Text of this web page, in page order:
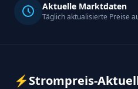
Aktuelle Marktdaten
Täglich aktualisierte Preise
⚡Strompreis-